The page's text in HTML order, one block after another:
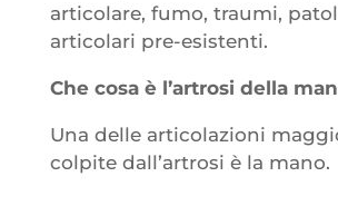
articolare, fumo, traumi,
articolari pre-esistenti.
Che cosa è l’artrosi della
Una delle articolazioni
colpite dall’artrosi è la mano.